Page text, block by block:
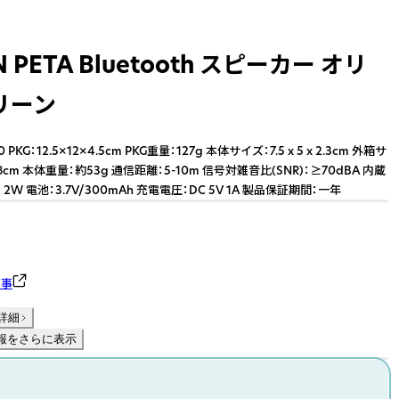
PETA Bluetooth スピーカー オリ
ーン
：12.5×12×4.5cm PKG重量：127g 本体サイズ：7.5 x 5 x 2.3cm 外箱サ
本体重量：約53g 通信距離：5-10m 信号対雑音比(SNR)：≥70dBA 内蔵
電池：3.7V/300mAh 充電電圧：DC 5V 1A 製品保証期間：一年
細
をさらに表示